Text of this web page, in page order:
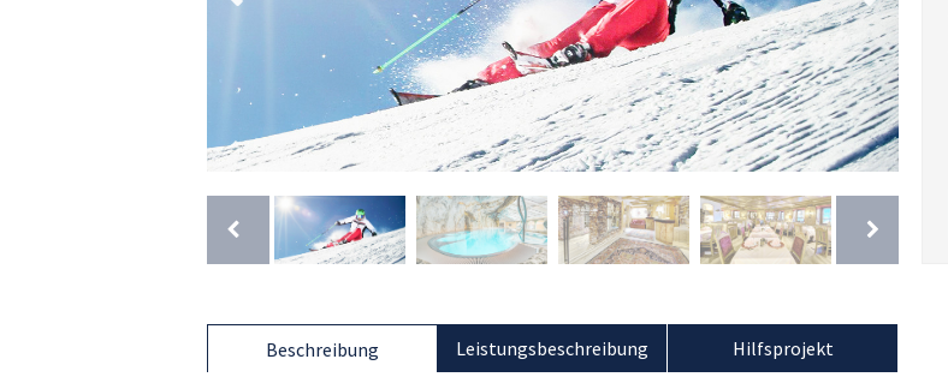
Beschreibung Leistungsbeschreibung Hilfsprojekt